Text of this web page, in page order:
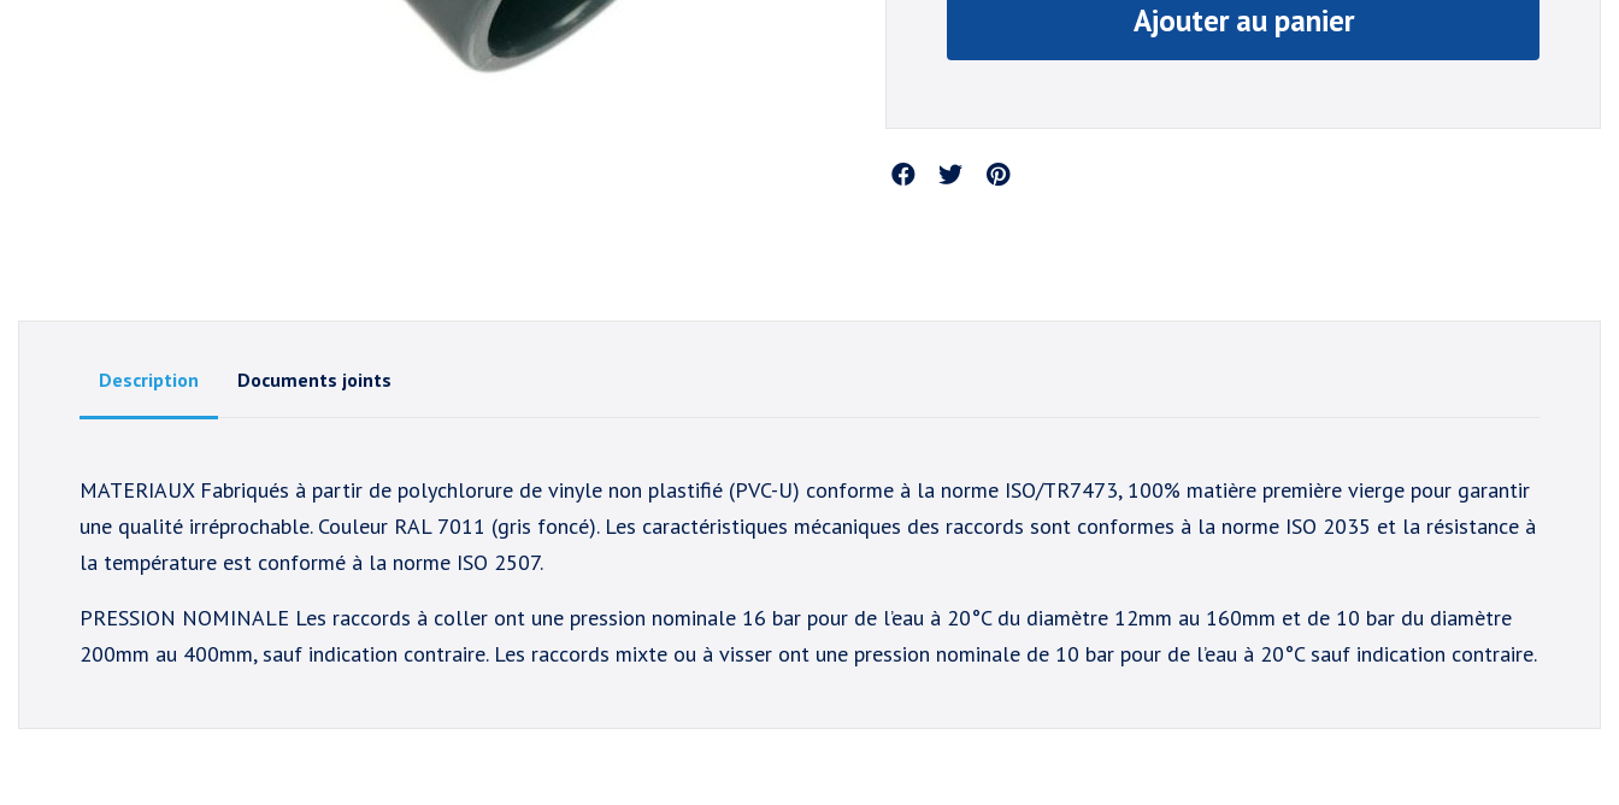
Ajouter au panier
Partager
Description Documents joints
MATERIAUX Fabriqués à partir de polychlorure de vinyle non plastifié (PVC-U) conforme à la norme ISO/TR7473, 100% matière première vierge pour garantir
une qualité irréprochable. Couleur RAL 7011 (gris foncé). Les caractéristiques mécaniques des raccords sont conformes à la norme ISO 2035 et la résistance à
la température est conformé à la norme ISO 2507.
PRESSION NOMINALE Les raccords à coller ont une pression nominale 16 bar pour de l’eau à 20°C du diamètre 12mm au 160mm et de 10 bar du diamètre
200mm au 400mm, sauf indication contraire. Les raccords mixte ou à visser ont une pression nominale de 10 bar pour de l’eau à 20°C sauf indication contraire.